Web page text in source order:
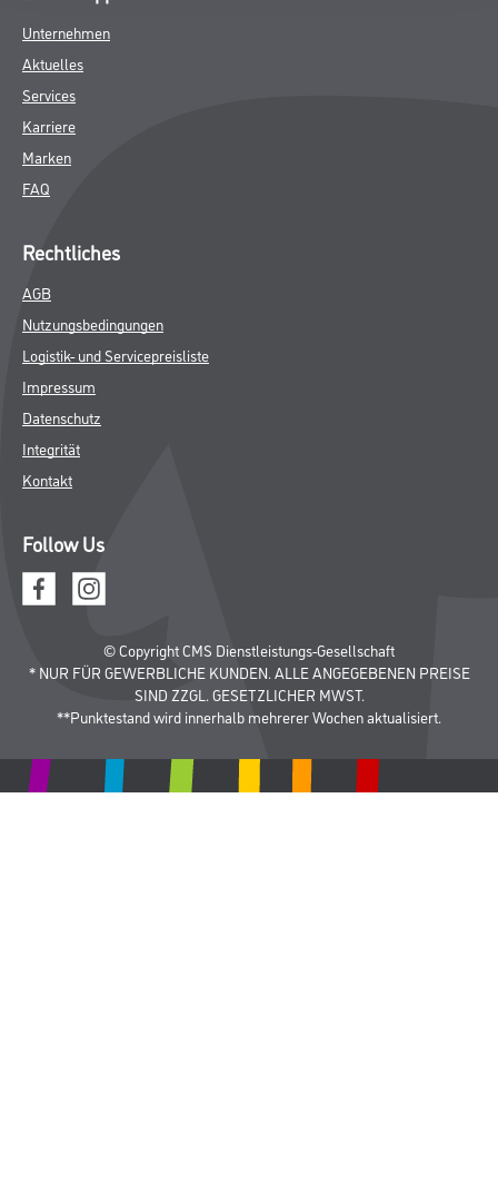
Unternehmen
Aktuelles
Services
Karriere
Marken
FAQ
Rechtliches
AGB
Nutzungsbedingungen
Logistik- und Servicepreisliste
Impressum
Datenschutz
Integrität
Kontakt
Follow Us
© Copyright CMS Dienstleistungs-Gesellschaft
* NUR FÜR GEWERBLICHE KUNDEN. ALLE ANGEGEBENEN PREISE
SIND ZZGL. GESETZLICHER MWST.
**Punktestand wird innerhalb mehrerer Wochen aktualisiert.